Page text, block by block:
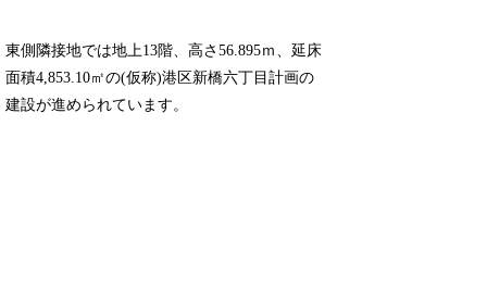
東側隣接地では地上13階、高さ56.895ｍ、延床
面積4,853.10㎡の(仮称)港区新橋六丁目計画の
建設が進められています。